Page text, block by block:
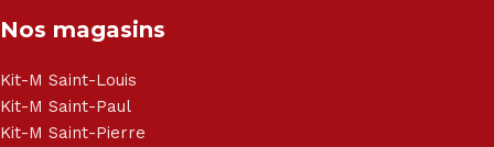
- Matelas - Hifi Hitachi, LG, Sharp, Philips, Bosh, Moulinex,
Haier, Sony, Cecotec, Westpoint, Dyson.
Nos magasins
Kit-M Saint-Louis
Kit-M Saint-Paul
Kit-M Saint-Pierre